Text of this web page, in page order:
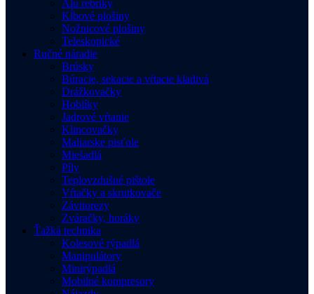
Alu rebríky
Kĺbové plošiny
Nožnicové plošiny
Teleskopické
Ručné náradie
Brúsky
Búracie, sekacie a vŕtacie kladivá
Drážkovačky
Hoblíky
Jadrové vŕtanie
Klincovačky
Maliarske pisťole
Miešadlá
Píly
Teplovzdušné pištole
Vŕtačky a skrutkovače
Závitorezy
Zváračky, horáky
Ťažká technika
Kolesové rýpadlá
Manipulátory
Minirýpadlá
Mobilné kompresory